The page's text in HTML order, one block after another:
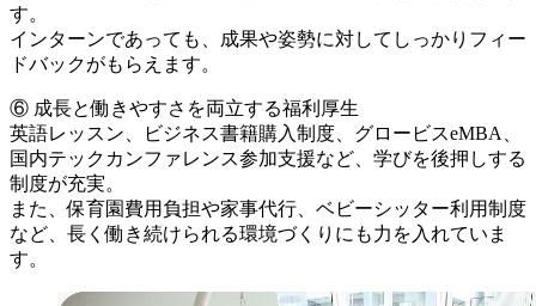
す。
インターンであっても、成果や姿勢に対してしっかりフィー
ドバックがもらえます。
⑥ 成長と働きやすさを両立する福利厚生
英語レッスン、ビジネス書籍購入制度、グロービスeMBA、
国内テックカンファレンス参加支援など、学びを後押しする
制度が充実。
また、保育園費用負担や家事代行、ベビーシッター利用制度
など、長く働き続けられる環境づくりにも力を入れていま
す。